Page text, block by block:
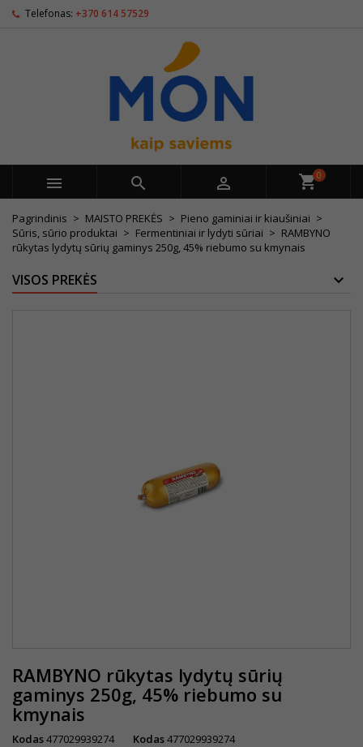
Telefonas: +370 614 57529
   0
Pagrindinis MAISTO PREKĖS
Pieno gaminiai ir kiaušiniai
Sūris, sūrio produktai
Fermentiniai ir lydyti sūriai
RAMBYNO
rūkytas lydytų sūrių gaminys 250g, 45% riebumo su kmynais
VISOS PREKĖS
RAMBYNO rūkytas lydytų sūrių
gaminys 250g, 45% riebumo su
kmynais
Kodas477029939274 Kodas477029939274